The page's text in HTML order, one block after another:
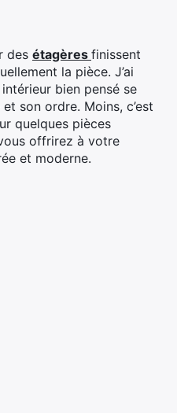
des étagères finissent
la pièce. J’ai
bien pensé se
son ordre. Moins, c’est
quelques pièces
offrirez à votre
et moderne.